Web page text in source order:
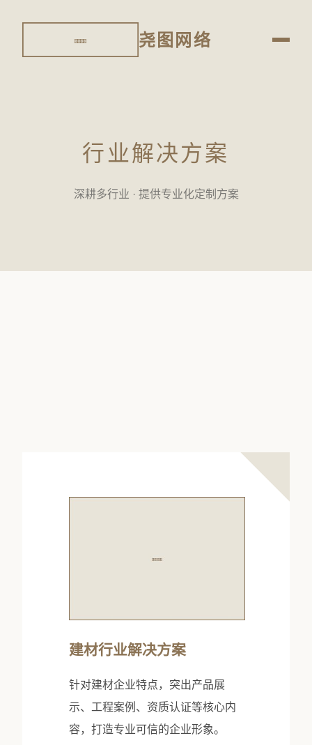
尧图网络
行业解决方案
深耕多行业 · 提供专业化定制方案
建材行业解决方案
针对建材企业特点，突出产品展
示、工程案例、资质认证等核心内
容，打造专业可信的企业形象。